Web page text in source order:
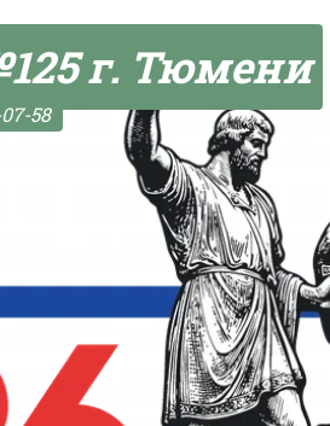
г. Тюмени
58